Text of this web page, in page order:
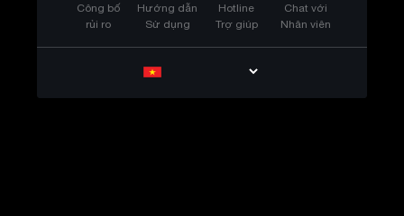
Công bố
rủi ro
Hướng dẫn
Sử dụng
Hotline
Trợ giúp
Chat với
Nhân viên